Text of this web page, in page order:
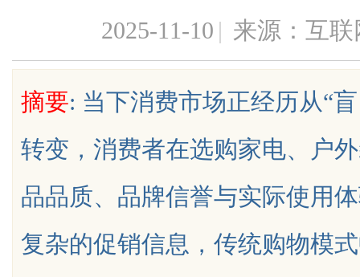
uz
2025-11-10 | 来源：互联
摘要: 当下消费市场正经历从“
转变，消费者在选购家电、户
品品质、品牌信誉与实际使用
复杂的促销信息，传统购物模
全新体验平台